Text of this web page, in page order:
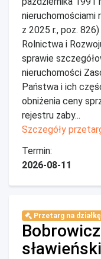
nieruchomościami
z 2025 r., poz.
Rolnictwa i
sprawie
nieruchomości
Państwa i ich
obniżenia ceny
rejestru zaby...
Szczegóły
Termin:
2026-08-11
Przetarg na działkę
sławieński